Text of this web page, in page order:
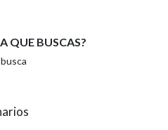
QUE BUSCAS?